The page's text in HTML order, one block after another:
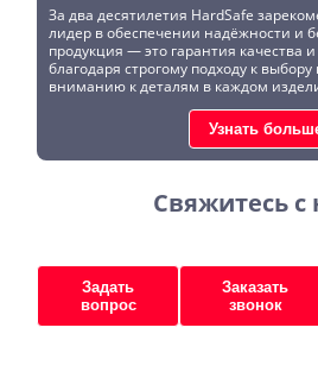
За два десятилетия HardSafe
лидер в обеспечении надёжности и
продукция — это гарантия качества
благодаря строгому подходу к
вниманию к деталям в каждом
Узнать
Свяжитесь с
Задать
вопрос
Заказать
звонок